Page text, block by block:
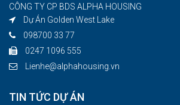
CÔNG TY CP BDS ALPHA HOUSING
Dự Án Golden West Lake
098700 33 77
0247 1096 555
Lienhe@alphahousing.vn
TIN TỨC DỰ ÁN